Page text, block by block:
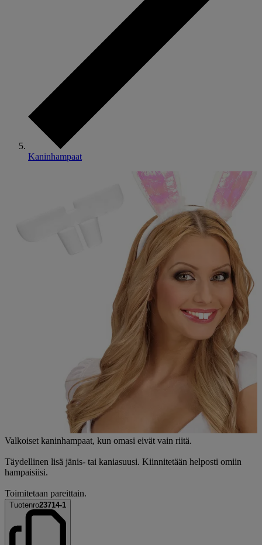
Kaninhampaat
Valkoiset kaninhampaat, kun omasi eivät vain riitä.
Täydellinen lisä jänis- tai kaniasuusi. Kiinnitetään helposti omiin
hampaisiisi.
Toimitetaan pareittain.
Tuotenro23714-1